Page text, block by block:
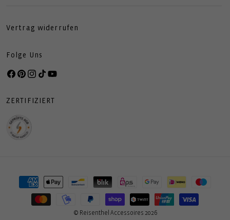
Vertrag widerrufen
Folge Uns
Facebook
Pinterest
Instagram
TikTokYouTube
ZERTIFIZIERT
Zahlungsmethoden
© Reisenthel Accessoires 2026